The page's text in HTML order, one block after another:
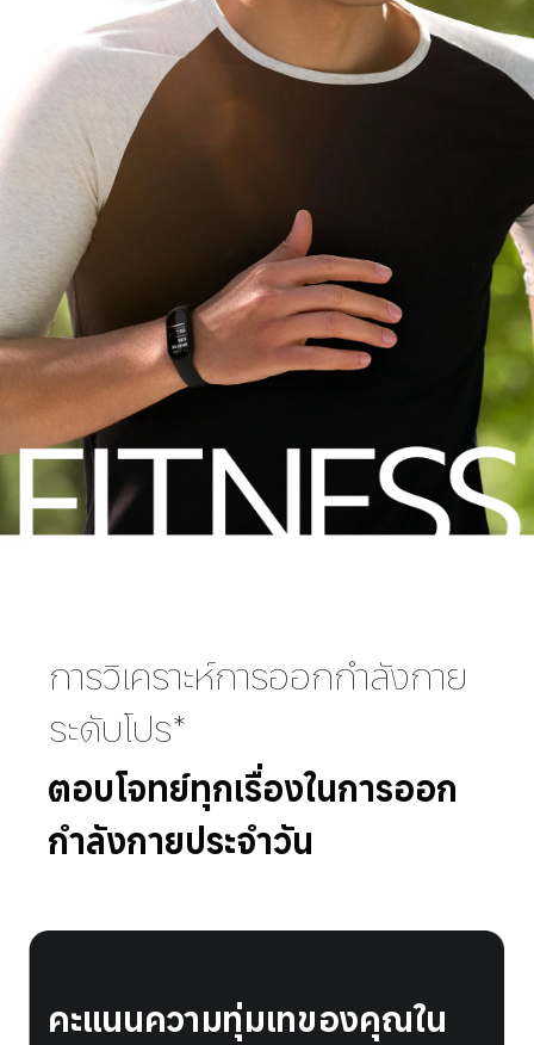
การวิเคราะห์การออกกำลังกาย
ระดับโปร*
ตอบโจทย์ทุกเรื่องในการออก
คะแนนความทุ่มเทของคุณใน